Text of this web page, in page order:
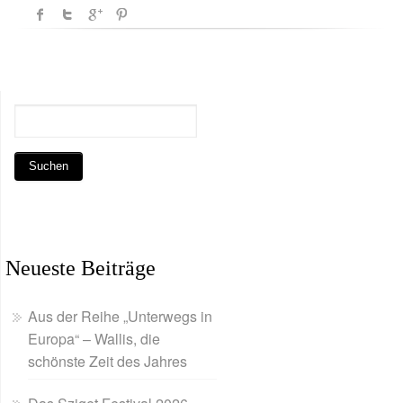
Neueste Beiträge
Aus der Reihe „Unterwegs in
Europa“ – Wallis, die
schönste Zeit des Jahres